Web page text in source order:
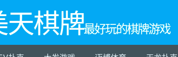
天棋牌最好玩的棋牌游戏